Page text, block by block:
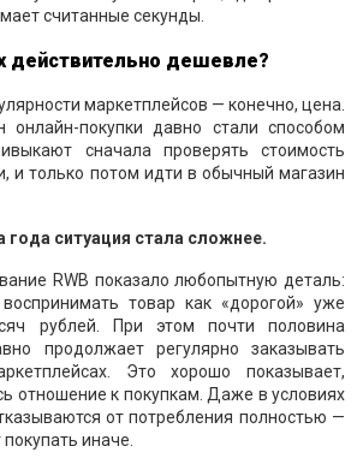
считанные секунды.
действительно дешевле?
маркетплейсов — конечно, цена.
онлайн-покупки давно стали способом
сначала проверять стоимость
и только потом идти в обычный магазин
года ситуация стала сложнее.
RWB показало любопытную деталь:
товар как «дорогой» уже
рублей. При этом почти половина
продолжает регулярно заказывать
Это хорошо показывает,
отношение к покупкам. Даже в условиях
от потребления полностью —
иначе.